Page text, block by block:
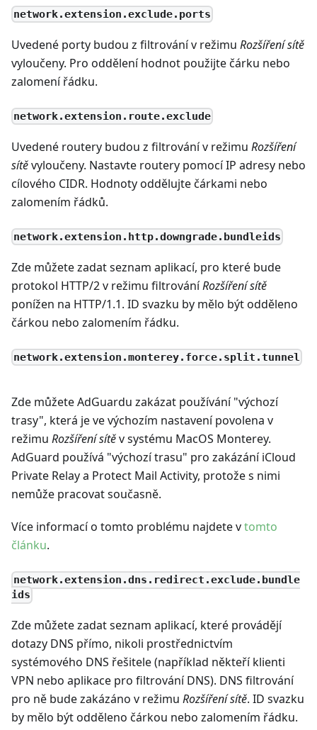
network.extension.exclude.ports
Uvedené porty budou z filtrování v režimu Rozšíření sítě
vyloučeny. Pro oddělení hodnot použijte čárku nebo
zalomení řádku.
network.extension.route.exclude
Uvedené routery budou z filtrování v režimu Rozšíření
sítěvyloučeny. Nastavte routery pomocí IP adresy nebo
cílového CIDR. Hodnoty oddělujte čárkami nebo
zalomením řádků.
network.extension.http.downgrade.bundleids
Zde můžete zadat seznam aplikací, pro které bude
protokol HTTP/2 v režimu filtrováníRozšíření sítě
ponížen na HTTP/1.1. ID svazku by mělo být odděleno
čárkou nebo zalomením řádku.
network.extension.monterey.force.split.tunnel
Zde můžete AdGuardu zakázat používání "výchozí
trasy", která je ve výchozím nastavení povolena v
režimu Rozšíření sítěv systému MacOS Monterey.
AdGuard používá "výchozí trasu" pro zakázání iCloud
Private Relay a Protect Mail Activity, protože s nimi
nemůže pracovat současně.
Více informací o tomto problému najdete vtomto
článku.
network.extension.dns.redirect.exclude.bundle
ids
Zde můžete zadat seznam aplikací, které provádějí
dotazy DNS přímo, nikoli prostřednictvím
systémového DNS řešitele (například někteří klienti
VPN nebo aplikace pro filtrování DNS). DNS filtrování
pro ně bude zakázáno v režimu Rozšíření sítě. ID svazku
by mělo být odděleno čárkou nebo zalomením řádku.